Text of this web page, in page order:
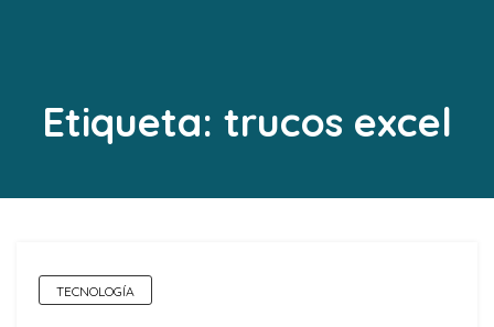
Etiqueta: trucos excel
TECNOLOGÍA